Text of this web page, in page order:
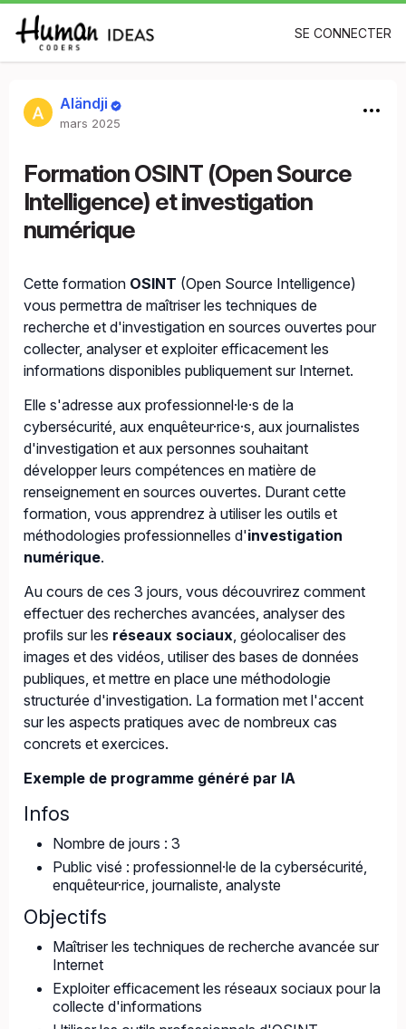
SE CONNECTER
Aländji
mars 2025
Formation OSINT (Open Source
Intelligence) et investigation
numérique
Cette formation OSINT (Open Source Intelligence)
vous permettra de maîtriser les techniques de
recherche et d'investigation en sources ouvertes pour
collecter, analyser et exploiter efficacement les
informations disponibles publiquement sur Internet.
Elle s'adresse aux professionnel·le·s de la
cybersécurité, aux enquêteur·rice·s, aux journalistes
d'investigation et aux personnes souhaitant
développer leurs compétences en matière de
renseignement en sources ouvertes. Durant cette
formation, vous apprendrez à utiliser les outils et
méthodologies professionnelles d'investigation
numérique.
Au cours de ces 3 jours, vous découvrirez comment
effectuer des recherches avancées, analyser des
profils sur les réseaux sociaux, géolocaliser des
images et des vidéos, utiliser des bases de données
publiques, et mettre en place une méthodologie
structurée d'investigation. La formation met l'accent
sur les aspects pratiques avec de nombreux cas
concrets et exercices.
Exemple de programme généré par IA
Infos
Nombre de jours : 3
Public visé : professionnel·le de la cybersécurité,
enquêteur·rice, journaliste, analyste
Objectifs
Maîtriser les techniques de recherche avancée sur
Internet
Exploiter efficacement les réseaux sociaux pour la
collecte d'informations